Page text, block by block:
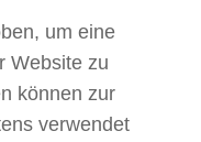
um eine
Website zu
können zur
verwendet